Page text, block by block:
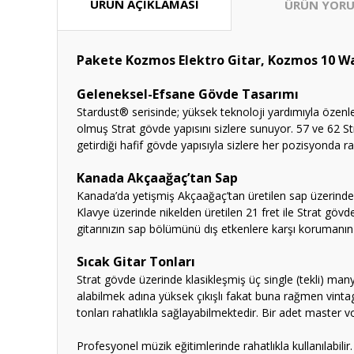
ÜRÜN AÇIKLAMASI ÜRÜN
Pakete Kozmos Elektro Gitar, Kozmos 10
Geleneksel-Efsane Gövde Tasarımı
Stardust® serisinde; yüksek teknoloji yardımıyla
olmuş Strat gövde yapısını sizlere sunuyor. 57 ve 62
getirdiği hafif gövde yapısıyla sizlere her pozisyonda
Kanada Akçaağaç’tan Sap
Kanada’da yetişmiş Akçaağaç’tan üretilen sap
Klavye üzerinde nikelden üretilen 21 fret ile Strat
gitarınızın sap bölümünü dış etkenlere karşı
Sıcak Gitar Tonları
Strat gövde üzerinde klasikleşmiş üç single (tekli)
alabilmek adına yüksek çıkışlı fakat buna rağmen
tonları rahatlıkla sağlayabilmektedir. Bir adet
Profesyonel müzik eğitimlerinde rahatlıkla